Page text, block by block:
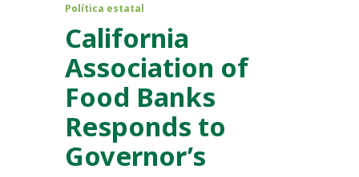
Política estatal
California
Association of
Food Banks
Responds to
Governor’s